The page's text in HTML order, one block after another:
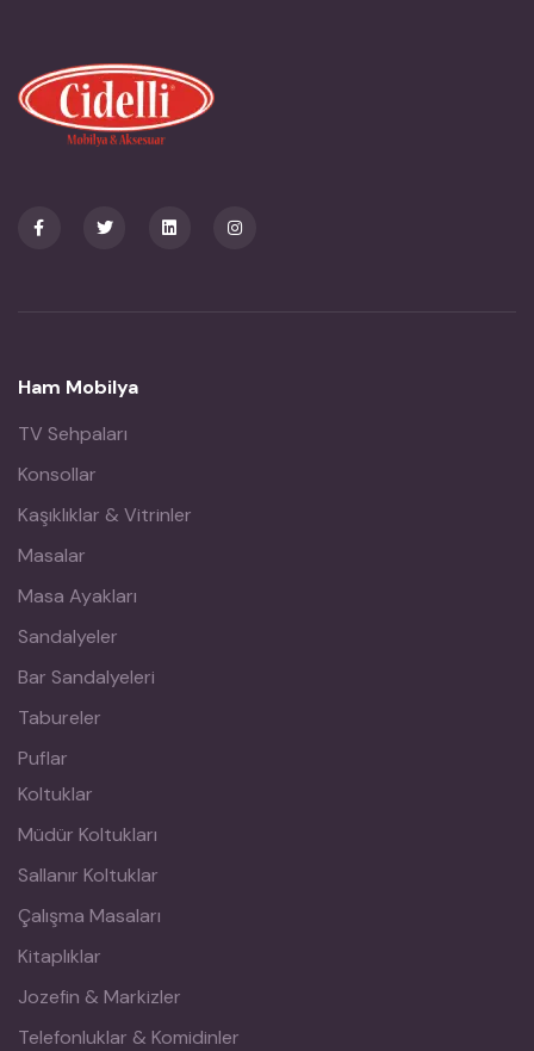
Ham Mobilya
TV Sehpaları
Konsollar
Kaşıklıklar & Vitrinler
Masalar
Masa Ayakları
Sandalyeler
Bar Sandalyeleri
Tabureler
Puflar
Koltuklar
Müdür Koltukları
Sallanır Koltuklar
Çalışma Masaları
Kitaplıklar
Jozefin & Markizler
Telefonluklar & Komidinler